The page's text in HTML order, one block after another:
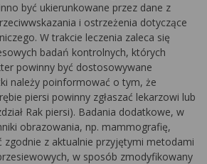
być ukierunkowane przez dane z
i ostrzeżenia dotyczące
W trakcie leczenia zaleca się
badań kontrolnych, których
powinny być dostosowywane
należy poinformować o tym, że
piersi powinny zgłaszać lekarzowi lub
Rak piersi). Badania dodatkowe, w
obrazowania, np. mammografię,
zgodnie z aktualnie przyjętymi metodami
w sposób zmodyfikowany